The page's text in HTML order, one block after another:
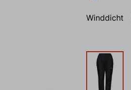
Winddicht